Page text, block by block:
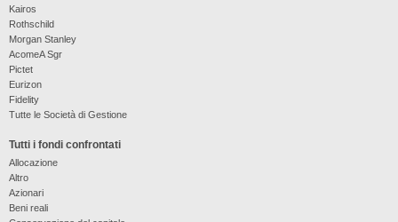
Kairos
Rothschild
Morgan Stanley
AcomeA Sgr
Pictet
Eurizon
Fidelity
Tutte le Società di Gestione
Tutti i fondi confrontati
Allocazione
Altro
Azionari
Beni reali